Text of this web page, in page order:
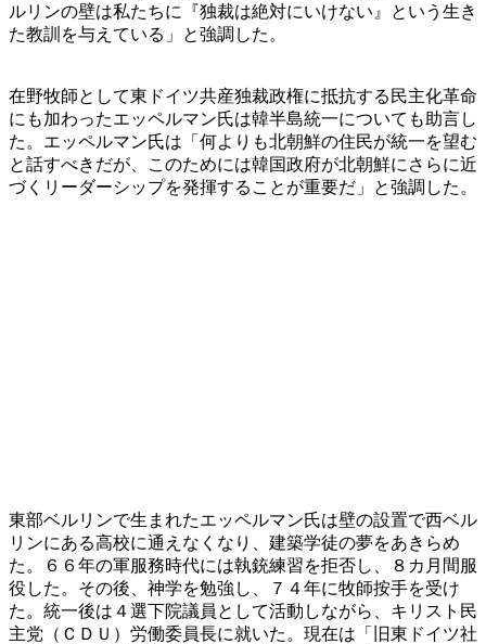
ルリンの壁は私たちに『独裁は絶対にいけない』という生き
た教訓を与えている」と強調した。
在野牧師として東ドイツ共産独裁政権に抵抗する民主化革命
にも加わったエッペルマン氏は韓半島統一についても助言し
た。エッペルマン氏は「何よりも北朝鮮の住民が統一を望む
と話すべきだが、このためには韓国政府が北朝鮮にさらに近
づくリーダーシップを発揮することが重要だ」と強調した。
東部ベルリンで生まれたエッペルマン氏は壁の設置で西ベル
リンにある高校に通えなくなり、建築学徒の夢をあきらめ
た。６６年の軍服務時代には執銃練習を拒否し、８カ月間服
役した。その後、神学を勉強し、７４年に牧師按手を受け
た。統一後は４選下院議員として活動しながら、キリスト民
主党（ＣＤＵ）労働委員長に就いた。現在は「旧東ドイツ社